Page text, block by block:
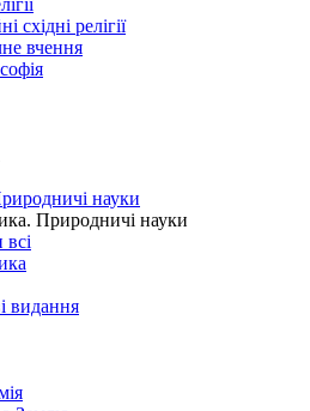
східні релігії
вчення
науки
Природничі науки
видання